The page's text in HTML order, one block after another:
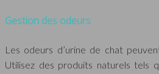
Gestion des odeurs
Les odeurs d’urine de chat
Utilisez des produits naturels tels